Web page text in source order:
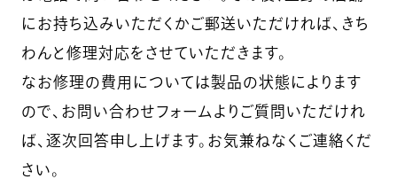
にお持ち込みいただくかご郵送いただければ、きち
わんと修理対応をさせていただきます。
なお修理の費用については製品の状態によります
ので、お問い合わせフォームよりご質問いただけれ
ば、逐次回答申し上げます。お気兼ねなくご連絡くだ
さい。